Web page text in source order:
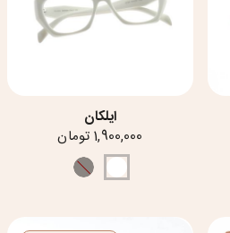
ایلکان
1,900,000 تومان